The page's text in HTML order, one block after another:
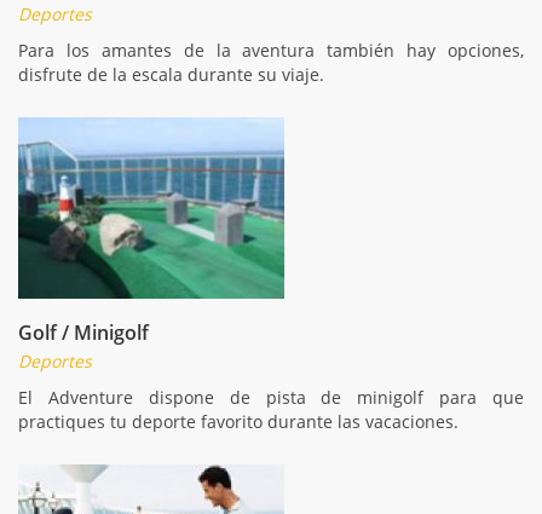
Deportes
Para los amantes de la aventura también hay opciones,
disfrute de la escala durante su viaje.
Golf / Minigolf
Deportes
El Adventure dispone de pista de minigolf para que
practiques tu deporte favorito durante las vacaciones.